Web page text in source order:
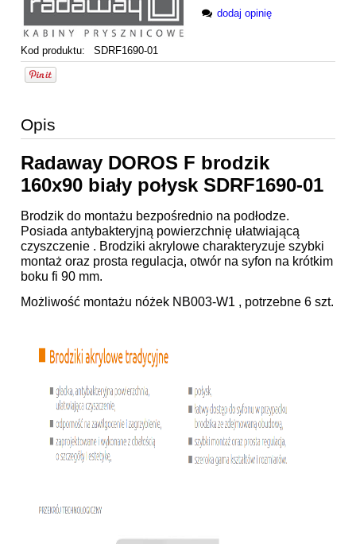
Kod produktu: SDRF1690-01
dodaj opinię
Opis
Radaway DOROS F brodzik
160x90 biały połysk SDRF1690-01
Brodzik do montażu bezpośrednio na podłodze.
Posiada antybakteryjną powierzchnię ułatwiającą
czyszczenie . Brodziki akrylowe charakteryzuje szybki
montaż oraz prosta regulacja, otwór na syfon na krótkim
boku fi 90 mm.
Możliwość montażu nóżek NB003-W1 , potrzebne 6 szt.